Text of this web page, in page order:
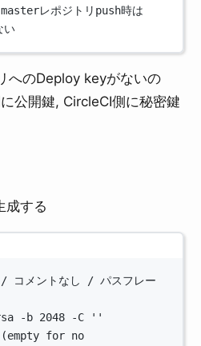
レポジトリpush時は
い
へのDeploy keyがないの
公開鍵, CircleCI側に秘密鍵
する
/ コメントなし / パスフレー
-b 2048 -C
''
for no